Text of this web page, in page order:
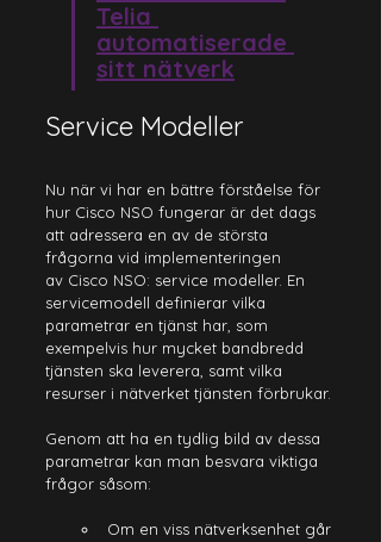
Telia
automatiserade
sitt nätverk
Service Modeller
Nu när vi har en bättre förståelse för
hur Cisco NSO fungerar är det dags
att adressera en av de största
frågorna vid implementeringen
av Cisco NSO: service modeller. En
servicemodell definierar vilka
parametrar en tjänst har, som
exempelvis hur mycket bandbredd
tjänsten ska leverera, samt vilka
resurser i nätverket tjänsten förbrukar.
Genom att ha en tydlig bild av dessa
parametrar kan man besvara viktiga
frågor såsom:
Om en viss nätverksenhet går